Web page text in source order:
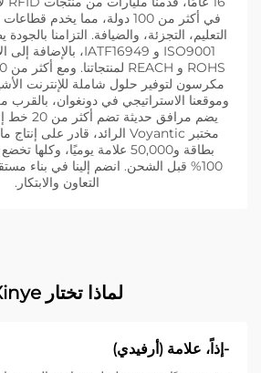
في أكثر من 100 دولة، مما يخدم
التعليم، التجزئة، والضيافة. التزامنا
مكرسون لتوفير حلول شاملة للإنترنت
وموقعنا الاستراتيجي في دونغوان، بالقرب
يضم مرافق
بطاقة و50,000 علامة يوميًا،
100% قبل الشحن. انضم إلينا في بناء
التعاون والابتكار.
لماذا تختار Xinye
-إذاً، علامة (أرفيدي)